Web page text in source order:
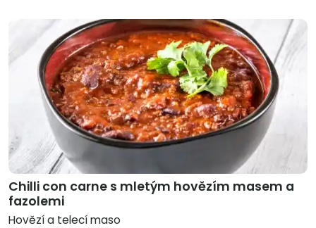
Chilli con carne s mletým hovězím masem a
fazolemi
Hovězí a telecí maso